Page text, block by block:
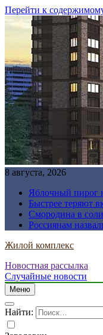
Перейти к
8 августа, 2026
Яблочный пирог
Быстрее теряют
Смородина в
Россиянам
Жилой комплекс
Новостная рассылка
Случайные новости
Меню
Найти: